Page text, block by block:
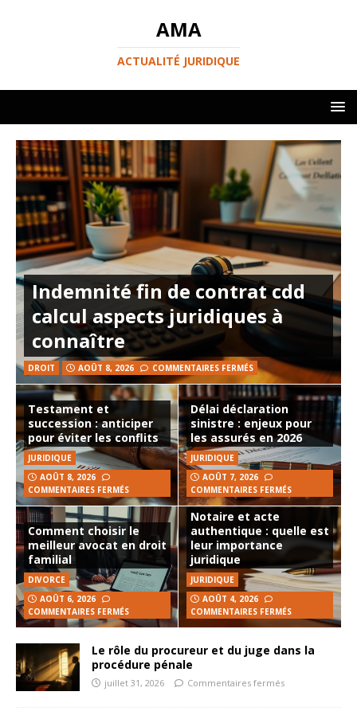
AMA
ACTUALITÉ JURIDIQUE
Indemnité fin de contrat cdd
calcul aspects juridiques à
connaître
DROIT AOÛT 8, 2026 COMMENTAIRES FERMÉS
Testament et
succession : anticiper
pour éviter les conflits
JURIDIQUE
AOÛT 8, 2026
COMMENTAIRES FERMÉS
Délai déclaration
sinistre : enjeux pour
les assurés en 2026
JURIDIQUE
AOÛT 7, 2026
COMMENTAIRES FERMÉS
Comment choisir le
meilleur avocat en droit
familial
DIVORCE
AOÛT 6, 2026
COMMENTAIRES FERMÉS
Notaire et acte
authentique : quelle est
leur importance
juridique
JURIDIQUE
AOÛT 4, 2026
COMMENTAIRES FERMÉS
Le rôle du procureur et du juge dans la
procédure pénale
juillet 31, 2026 Commentaires fermés